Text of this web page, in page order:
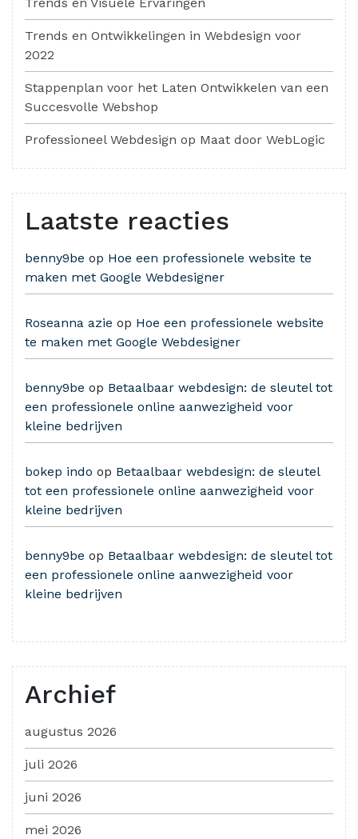
Trends en Ontwikkelingen in Webdesign voor
2022
Stappenplan voor het Laten Ontwikkelen van een
Succesvolle Webshop
Professioneel Webdesign op Maat door WebLogic
Laatste reacties
benny9be op Hoe een professionele website te
maken met Google Webdesigner
Roseanna azie op Hoe een professionele website
te maken met Google Webdesigner
benny9be op Betaalbaar webdesign: de sleutel tot
een professionele online aanwezigheid voor
kleine bedrijven
bokep indo op Betaalbaar webdesign: de sleutel
tot een professionele online aanwezigheid voor
kleine bedrijven
benny9be op Betaalbaar webdesign: de sleutel tot
een professionele online aanwezigheid voor
kleine bedrijven
Archief
augustus 2026
juli 2026
juni 2026
mei 2026